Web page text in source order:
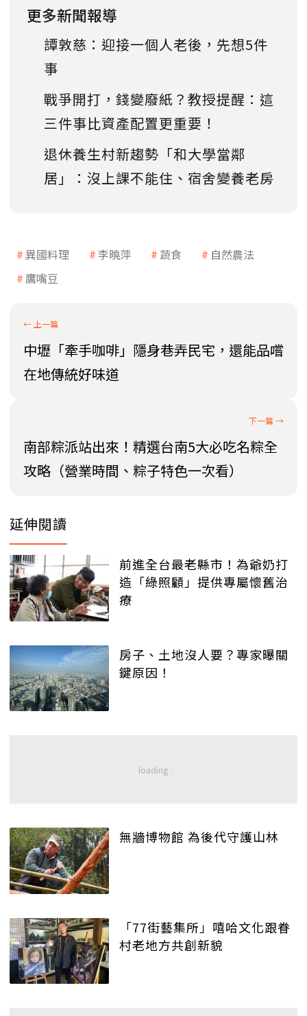
更多新聞報導
譚敦慈：迎接一個人老後，先想5件
事
戰爭開打，錢變廢紙？教授提醒：這
三件事比資產配置更重要！
退休養生村新趨勢「和大學當鄰
居」：沒上課不能住、宿舍變養老房
異國料理 李曉萍 蔬食
自然農法
鷹嘴豆
中壢「牽手咖啡」隱身巷弄民宅，還能品嚐
在地傳統好味道
南部粽派站出來！精選台南5大必吃名粽全
攻略（營業時間、粽子特色一次看）
延伸閱讀
前進全台最老縣市！為爺奶打
造「綠照顧」提供專屬懷舊治
療
房子、土地沒人要？專家曝關
鍵原因！
無牆博物館 為後代守護山林
「77街藝集所」嘻哈文化跟眷
村老地方共創新貌